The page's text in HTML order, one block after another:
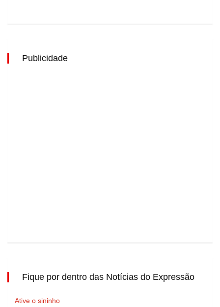
Publicidade
Fique por dentro das Notícias do Expressão
Ative o sininho